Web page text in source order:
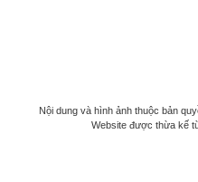
Nội dung và hình ảnh thuộc bản
Website được thừa kế